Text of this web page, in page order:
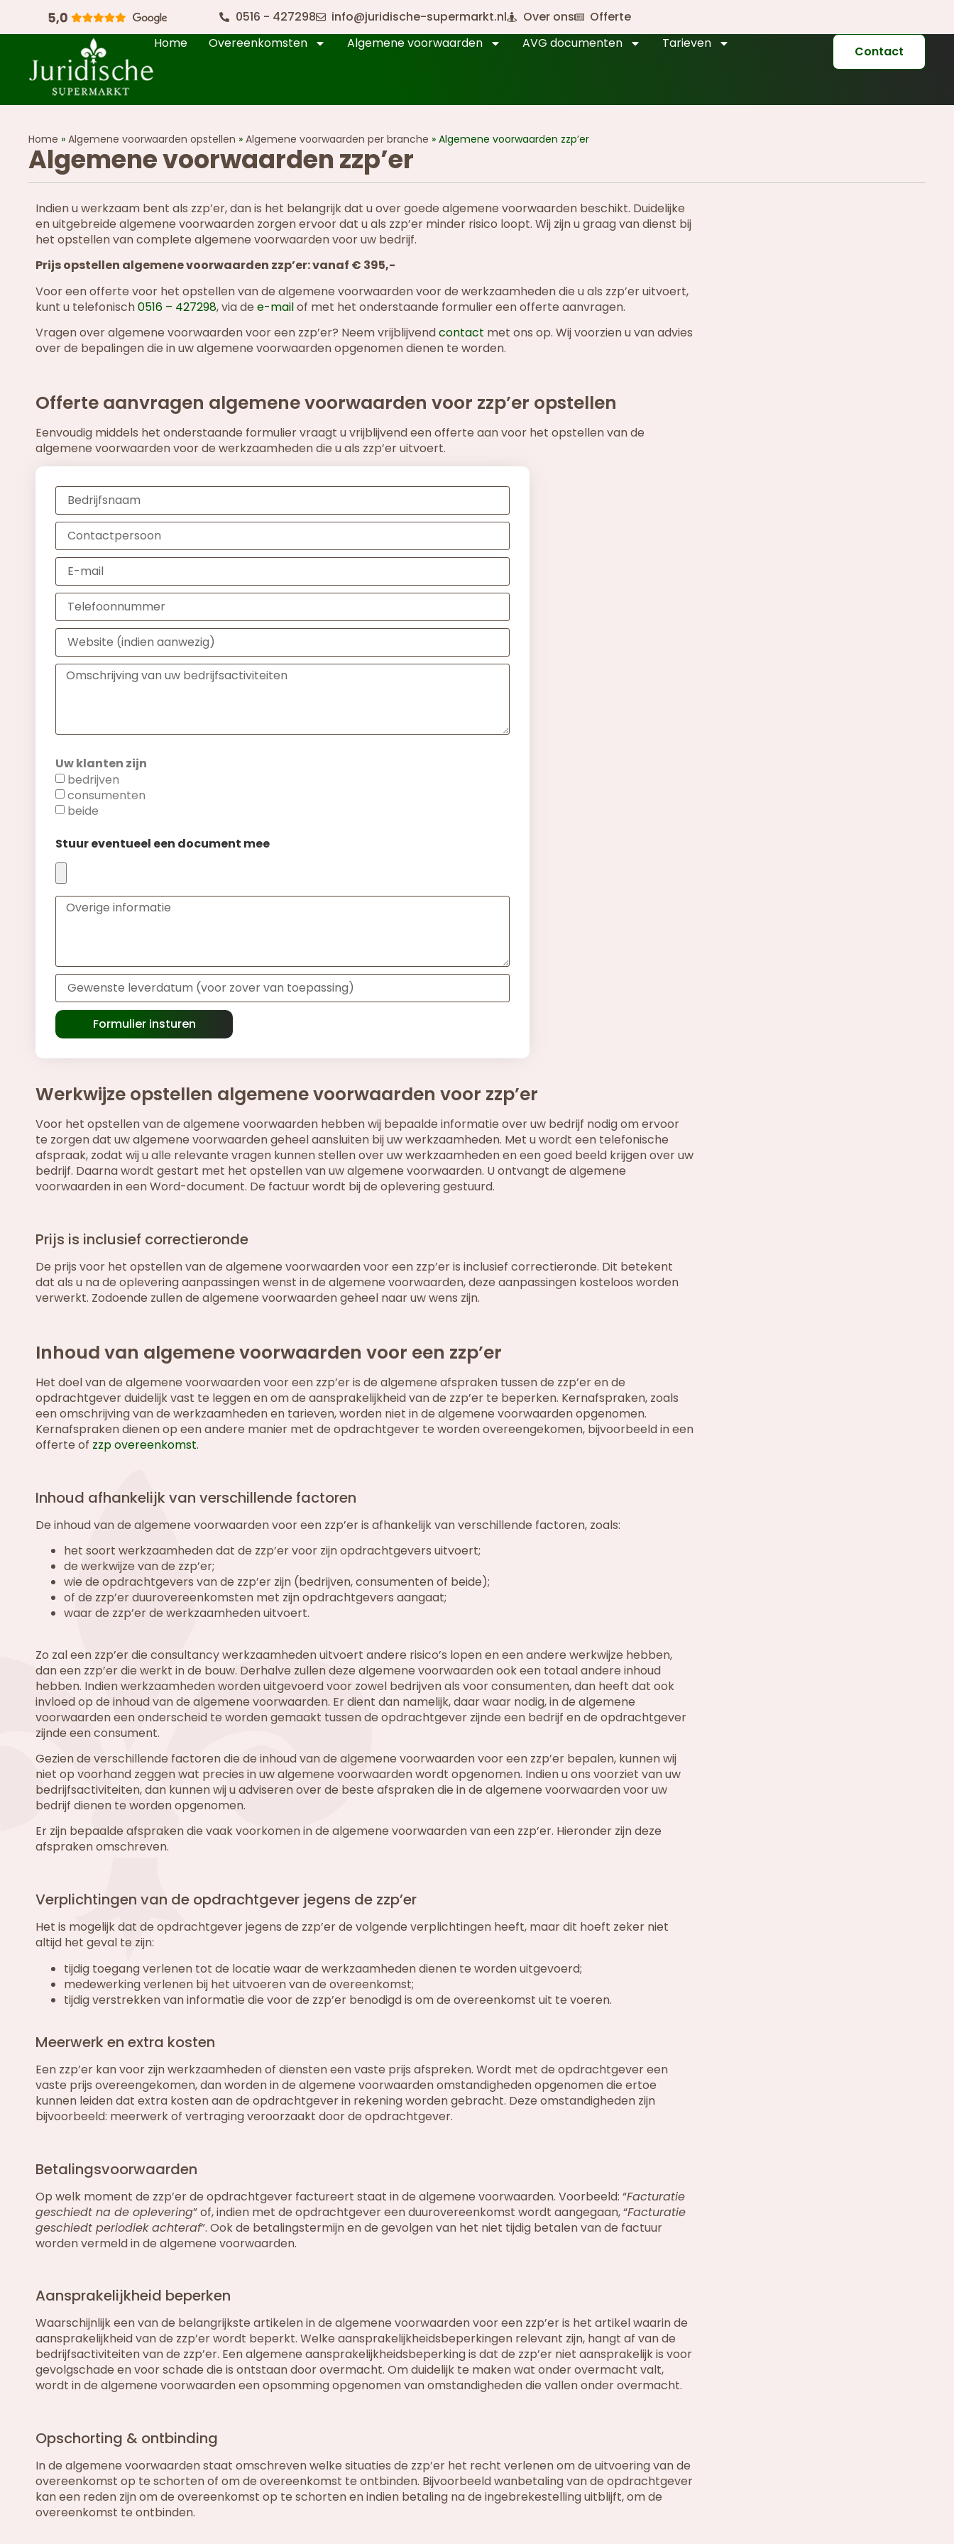
0516 - 427298 info@juridische-supermarkt.nl Over ons
Offerte
Home
Overeenkomsten Algemene voorwaarden AVG documenten Tarieven
Contact
Algemene voorwaarden zzp’er
Home »Algemene voorwaarden opstellen »Algemene voorwaarden per branche »Algemene voorwaarden zzp’er
Indien u werkzaam bent als zzp’er, dan is het belangrijk dat u over goede algemene voorwaarden beschikt. Duidelijke
en uitgebreide algemene voorwaarden zorgen ervoor dat u als zzp’er minder risico loopt. Wij zijn u graag van dienst bij
het opstellen van complete algemene voorwaarden voor uw bedrijf.
Prijs opstellen algemene voorwaarden zzp’er: vanaf € 395,-
Voor een offerte voor het opstellen van de algemene voorwaarden voor de werkzaamheden die u als zzp’er uitvoert,
kunt u telefonisch0516 – 427298, via dee-mailof met het onderstaande formulier een offerte aanvragen.
Vragen over algemene voorwaarden voor een zzp’er? Neem vrijblijvendcontact met ons op. Wij voorzien u van advies
over de bepalingen die in uw algemene voorwaarden opgenomen dienen te worden.
Offerte aanvragen algemene voorwaarden voor zzp’er opstellen
Eenvoudig middels het onderstaande formulier vraagt u vrijblijvend een offerte aan voor het opstellen van de
algemene voorwaarden voor de werkzaamheden die u als zzp’er uitvoert.
Uw klanten zijn
bedrijven
consumenten
beide
Stuur eventueel een document mee
Formulier insturen
Werkwijze opstellen algemene voorwaarden voor zzp’er
Voor het opstellen van de algemene voorwaarden hebben wij bepaalde informatie over uw bedrijf nodig om ervoor
te zorgen dat uw algemene voorwaarden geheel aansluiten bij uw werkzaamheden. Met u wordt een telefonische
afspraak, zodat wij u alle relevante vragen kunnen stellen over uw werkzaamheden en een goed beeld krijgen over uw
bedrijf. Daarna wordt gestart met het opstellen van uw algemene voorwaarden. U ontvangt de algemene
voorwaarden in een Word-document. De factuur wordt bij de oplevering gestuurd.
Prijs is inclusief correctieronde
De prijs voor het opstellen van de algemene voorwaarden voor een zzp’er is inclusief correctieronde. Dit betekent
dat als u na de oplevering aanpassingen wenst in de algemene voorwaarden, deze aanpassingen kosteloos worden
verwerkt. Zodoende zullen de algemene voorwaarden geheel naar uw wens zijn.
Inhoud van algemene voorwaarden voor een zzp’er
Het doel van de algemene voorwaarden voor een zzp’er is de algemene afspraken tussen de zzp’er en de
opdrachtgever duidelijk vast te leggen en om de aansprakelijkheid van de zzp’er te beperken. Kernafspraken, zoals
een omschrijving van de werkzaamheden en tarieven, worden niet in de algemene voorwaarden opgenomen.
Kernafspraken dienen op een andere manier met de opdrachtgever te worden overeengekomen, bijvoorbeeld in een
offerte of zzp overeenkomst.
Inhoud afhankelijk van verschillende factoren
De inhoud van de algemene voorwaarden voor een zzp’er is afhankelijk van verschillende factoren, zoals:
het soort werkzaamheden dat de zzp’er voor zijn opdrachtgevers uitvoert;
de werkwijze van de zzp’er;
wie de opdrachtgevers van de zzp’er zijn (bedrijven, consumenten of beide);
of de zzp’er duurovereenkomsten met zijn opdrachtgevers aangaat;
waar de zzp’er de werkzaamheden uitvoert.
Zo zal een zzp’er die consultancy werkzaamheden uitvoert andere risico’s lopen en een andere werkwijze hebben,
dan een zzp’er die werkt in de bouw. Derhalve zullen deze algemene voorwaarden ook een totaal andere inhoud
hebben. Indien werkzaamheden worden uitgevoerd voor zowel bedrijven als voor consumenten, dan heeft dat ook
invloed op de inhoud van de algemene voorwaarden. Er dient dan namelijk, daar waar nodig, in de algemene
voorwaarden een onderscheid te worden gemaakt tussen de opdrachtgever zijnde een bedrijf en de opdrachtgever
zijnde een consument.
Gezien de verschillende factoren die de inhoud van de algemene voorwaarden voor een zzp’er bepalen, kunnen wij
niet op voorhand zeggen wat precies in uw algemene voorwaarden wordt opgenomen. Indien u ons voorziet van uw
bedrijfsactiviteiten, dan kunnen wij u adviseren over de beste afspraken die in de algemene voorwaarden voor uw
bedrijf dienen te worden opgenomen.
Er zijn bepaalde afspraken die vaak voorkomen in de algemene voorwaarden van een zzp’er. Hieronder zijn deze
afspraken omschreven.
Verplichtingen van de opdrachtgever jegens de zzp’er
Het is mogelijk dat de opdrachtgever jegens de zzp’er de volgende verplichtingen heeft, maar dit hoeft zeker niet
altijd het geval te zijn:
tijdig toegang verlenen tot de locatie waar de werkzaamheden dienen te worden uitgevoerd;
medewerking verlenen bij het uitvoeren van de overeenkomst;
tijdig verstrekken van informatie die voor de zzp’er benodigd is om de overeenkomst uit te voeren.
Meerwerk en extra kosten
Een zzp’er kan voor zijn werkzaamheden of diensten een vaste prijs afspreken. Wordt met de opdrachtgever een
vaste prijs overeengekomen, dan worden in de algemene voorwaarden omstandigheden opgenomen die ertoe
kunnen leiden dat extra kosten aan de opdrachtgever in rekening worden gebracht. Deze omstandigheden zijn
bijvoorbeeld: meerwerk of vertraging veroorzaakt door de opdrachtgever.
Betalingsvoorwaarden
Op welk moment de zzp’er de opdrachtgever factureert staat in de algemene voorwaarden. Voorbeeld: “Facturatie
geschiedt na de oplevering” of, indien met de opdrachtgever een duurovereenkomst wordt aangegaan, “Facturatie
geschiedt periodiek achteraf”. Ook de betalingstermijn en de gevolgen van het niet tijdig betalen van de factuur
worden vermeld in de algemene voorwaarden.
Aansprakelijkheid beperken
Waarschijnlijk een van de belangrijkste artikelen in de algemene voorwaarden voor een zzp’er is het artikel waarin de
aansprakelijkheid van de zzp’er wordt beperkt. Welke aansprakelijkheidsbeperkingen relevant zijn, hangt af van de
bedrijfsactiviteiten van de zzp’er. Een algemene aansprakelijkheidsbeperking is dat de zzp’er niet aansprakelijk is voor
gevolgschade en voor schade die is ontstaan door overmacht. Om duidelijk te maken wat onder overmacht valt,
wordt in de algemene voorwaarden een opsomming opgenomen van omstandigheden die vallen onder overmacht.
Opschorting & ontbinding
In de algemene voorwaarden staat omschreven welke situaties de zzp’er het recht verlenen om de uitvoering van de
overeenkomst op te schorten of om de overeenkomst te ontbinden. Bijvoorbeeld wanbetaling van de opdrachtgever
kan een reden zijn om de overeenkomst op te schorten en indien betaling na de ingebrekestelling uitblijft, om de
overeenkomst te ontbinden.